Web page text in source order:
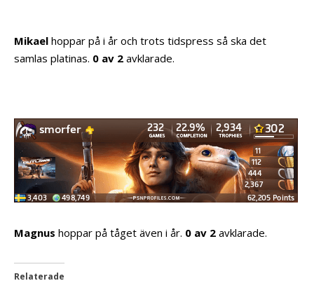
Mikael hoppar på i år och trots tidspress så ska det
samlas platinas. 0 av 2 avklarade.
Magnus hoppar på tåget även i år. 0 av 2 avklarade.
Relaterade